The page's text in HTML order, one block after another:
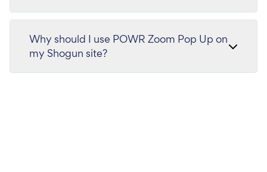
Why should I use POWR Zoom Pop Up on
my Shogun site?